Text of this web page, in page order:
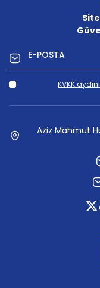
KVKK
Aziz Mahmut